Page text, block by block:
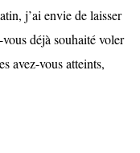
j’ai envie de laisser
déjà souhaité voler
avez-vous atteints,